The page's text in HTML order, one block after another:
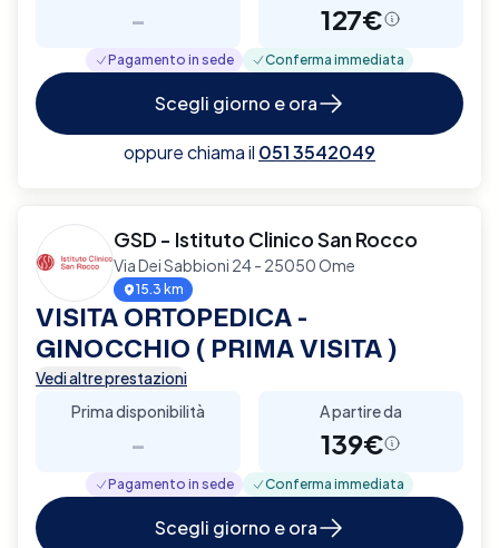
- 127€
Pagamento in sede Conferma immediata
Scegli giorno e ora
oppure chiama il 051 3542049
GSD - Istituto Clinico San Rocco
Via Dei Sabbioni 24 - 25050 Ome
15.3 km
VISITA ORTOPEDICA -
GINOCCHIO ( PRIMA VISITA )
Vedi altre prestazioni
Prima disponibilità
-
A partire da
139€
Pagamento in sede Conferma immediata
Scegli giorno e ora